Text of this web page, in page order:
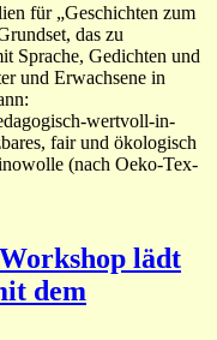
für „Geschichten zum
das zu
Sprache, Gedichten und
und Erwachsene in
wertvoll-in-
fair und ökologisch
(nach Oeko-Tex-
lädt
dem